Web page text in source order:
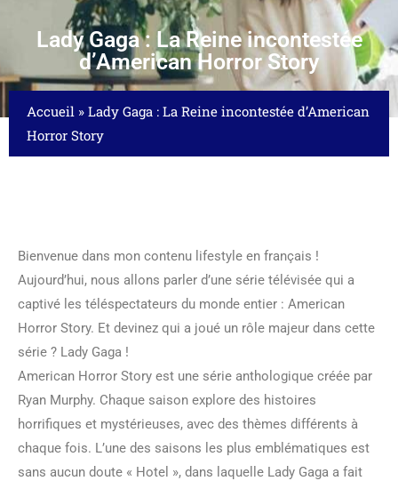
Lady Gaga : La Reine incontestée
d’American Horror Story
Accueil » Lady Gaga : La Reine incontestée d’American
Horror Story
Bienvenue dans mon contenu lifestyle en français !
Aujourd’hui, nous allons parler d’une série télévisée qui a
captivé les téléspectateurs du monde entier : American
Horror Story. Et devinez qui a joué un rôle majeur dans cette
série ? Lady Gaga !
American Horror Story est une série anthologique créée par
Ryan Murphy. Chaque saison explore des histoires
horrifiques et mystérieuses, avec des thèmes différents à
chaque fois. L’une des saisons les plus emblématiques est
sans aucun doute « Hotel », dans laquelle Lady Gaga a fait